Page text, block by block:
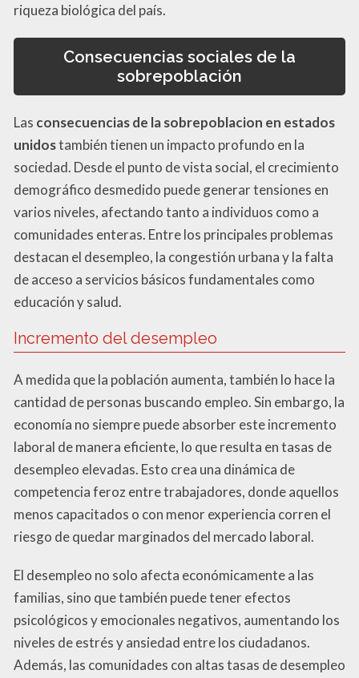
riqueza biológica del país.
Consecuencias sociales de la
sobrepoblación
Las consecuencias de la sobrepoblacion en estados
unidostambién tienen un impacto profundo en la
sociedad. Desde el punto de vista social, el crecimiento
demográfico desmedido puede generar tensiones en
varios niveles, afectando tanto a individuos como a
comunidades enteras. Entre los principales problemas
destacan el desempleo, la congestión urbana y la falta
de acceso a servicios básicos fundamentales como
educación y salud.
Incremento del desempleo
A medida que la población aumenta, también lo hace la
cantidad de personas buscando empleo. Sin embargo, la
economía no siempre puede absorber este incremento
laboral de manera eficiente, lo que resulta en tasas de
desempleo elevadas. Esto crea una dinámica de
competencia feroz entre trabajadores, donde aquellos
menos capacitados o con menor experiencia corren el
riesgo de quedar marginados del mercado laboral.
El desempleo no solo afecta económicamente a las
familias, sino que también puede tener efectos
psicológicos y emocionales negativos, aumentando los
niveles de estrés y ansiedad entre los ciudadanos.
Además, las comunidades con altas tasas de desempleo